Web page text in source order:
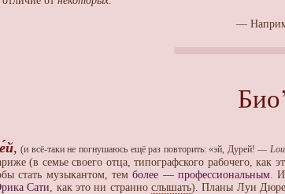
—
, (и всё-таки не погнушаюсь ещё раз повторить: «эй, Дурей! —
(в семье своего отца, типографского рабочего, как
стать музыкантом, темболее — профессиональным .
Сати , как это ни странно слышать). Планы Луи